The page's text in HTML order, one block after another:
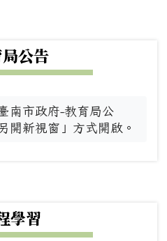
公告
南市政府-教育局公
開新視窗」方式開啟。
學習